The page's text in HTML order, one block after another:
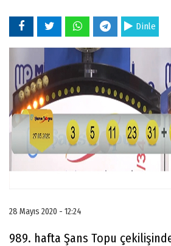
Dinle
28 Mayıs 2020 - 12:24
989. hafta Şans Topu